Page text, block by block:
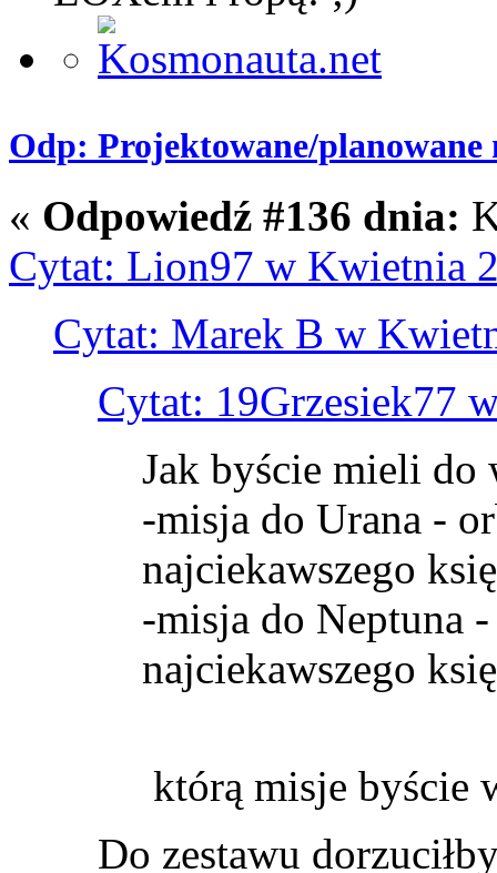
Odp: Projektowane/
« Odpowiedź #136 dnia:
Cytat: Lion97 w Kwietnia
Cytat: Marek B w
Cytat: 19Grzesiek77
Jak byście mieli do
-misja do Urana -
najciekawszego
-misja do Neptuna
najciekawszego
którą misje byście
Do zestawu